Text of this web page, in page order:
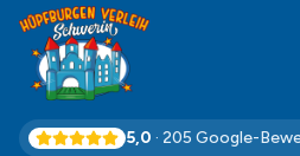
5,0 · 205 Google-